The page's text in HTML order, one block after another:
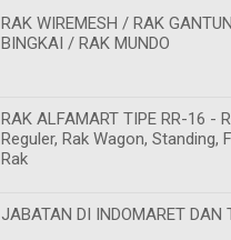
RAK WIREMESH / RAK
BINGKAI / RAK MUNDO
RAK ALFAMART TIPE RR-16 -
Reguler, Rak Wagon, Standing,
Rak
JABATAN DI INDOMARET DAN